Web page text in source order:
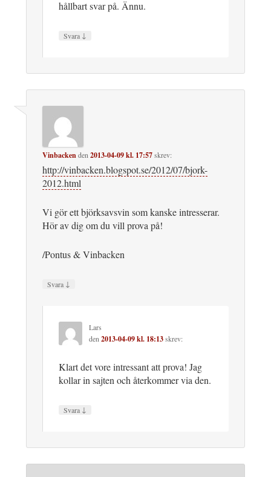
hållbart svar på. Ännu.
Svara ↓
Vinbackenden 2013-04-09 kl. 17:57skrev:
http://vinbacken.blogspot.se/2012/07/bjork-
2012.html
Vi gör ett björksavsvin som kanske intresserar.
Hör av dig om du vill prova på!
/Pontus & Vinbacken
Svara ↓
Lars
den 2013-04-09 kl. 18:13skrev:
Klart det vore intressant att prova! Jag
kollar in sajten och återkommer via den.
Svara ↓